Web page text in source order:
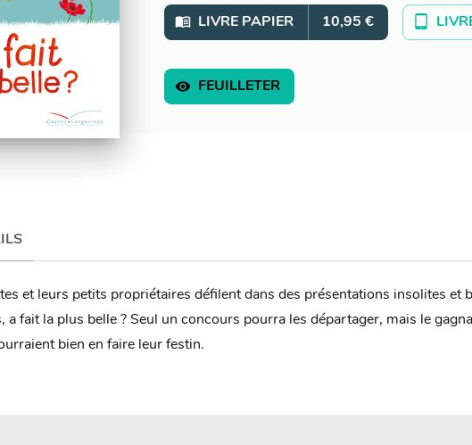
menu_book LIVRE PAPIER 10,95 € tablet_android
visibility FEUILLETER
et leurs petits propriétaires défilent dans des présentations insolites et
fait la plus belle ? Seul un concours pourra les départager, mais le
bien en faire leur festin.